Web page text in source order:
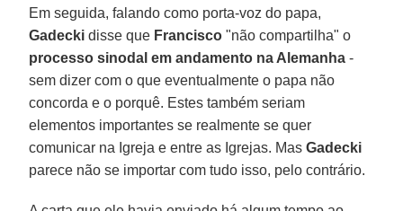
Em seguida, falando como porta-voz do papa,
Gadecki disse que Francisco "não compartilha" o
processo sinodal em andamento na Alemanha -
sem dizer com o que eventualmente o papa não
concorda e o porquê. Estes também seriam
elementos importantes se realmente se quer
comunicar na Igreja e entre as Igrejas. MasGadecki
parece não se importar com tudo isso, pelo contrário.